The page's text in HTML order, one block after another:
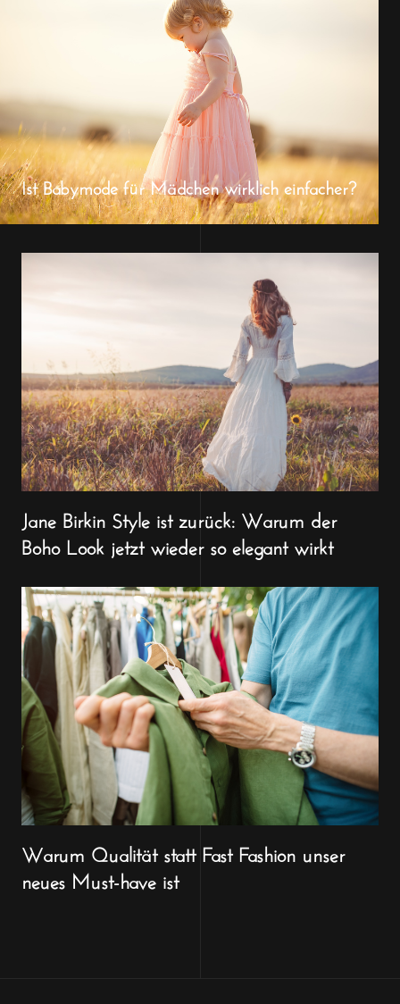
Ist Babymode für Mädchen wirklich einfacher?
Jane Birkin Style ist zurück: Warum der
Boho Look jetzt wieder so elegant wirkt
Warum Qualität statt Fast Fashion unser
neues Must-have ist